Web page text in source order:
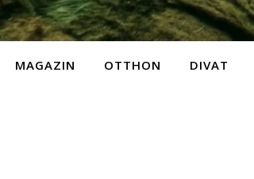
MAGAZIN OTTHON DIVAT